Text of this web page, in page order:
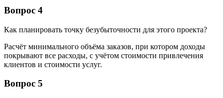
Вопрос 4
Как планировать точку безубыточности для этого проекта?
Расчёт минимального объёма заказов, при котором доходы
покрывают все расходы, с учётом стоимости привлечения
клиентов и стоимости услуг.
Вопрос 5